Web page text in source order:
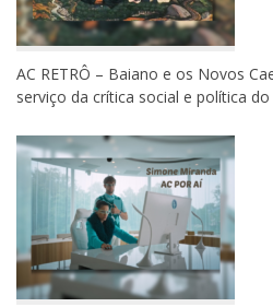
AC RETRÔ – Baiano e os Novos
serviço da crítica social e política do